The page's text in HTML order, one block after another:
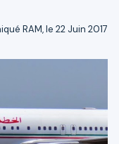
RAM, le 22 Juin 2017